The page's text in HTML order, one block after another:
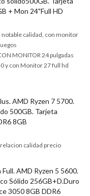
+ Mon 24"Full HD
calidad, con monitor
MONITOR 24 pulgadas
y con Monitor 27 full hd
AMD Ryzen 7 5700.
500GB. Tarjeta
8GB
calidad precio
AMD Ryzen 5 5600.
Sólido 256GB+D.Duro
3050 8GB DDR6